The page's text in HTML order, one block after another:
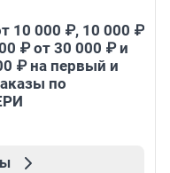
10 000 ₽, 10 000 ₽
₽ от 30 000 ₽ и
₽ на первый и
по